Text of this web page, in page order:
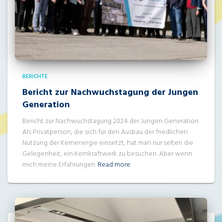
BERICHTE
Bericht zur Nachwuchstagung der Jungen
Generation
Bericht zur Nachwuchstagung 2024 der Jungen Generation
Als Privatperson, die sich für den Ausbau der friedlichen
Nutzung der Kernenergie einsetzt, hat man nur selten die
Gelegenheit, ein Kernkraftwerk zu besuchen. Aber wenn
mich meine Erfahrungen Read more